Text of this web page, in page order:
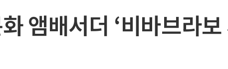
앰배서더 ‘비바브라